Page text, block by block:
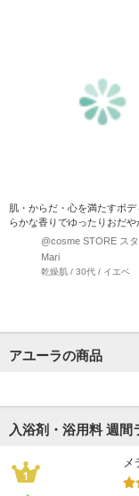
肌・からだ・心を満たすボディ
らかな香りでゆったりおだや
イムへ誘う入浴料です…
@cosme STORE ス
Mari
乾燥肌 / 30代 / イエベ
アユーラの商品
入浴剤・浴用料 週間